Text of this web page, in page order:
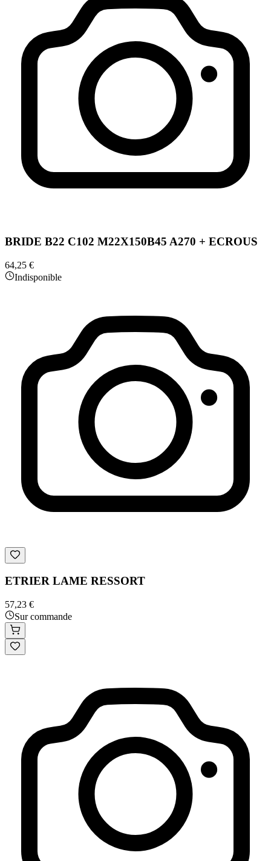
BRIDE B22 C102 M22X150B45 A270 + ECROUS
64,25 €
Indisponible
ETRIER LAME RESSORT
57,23 €
Sur commande